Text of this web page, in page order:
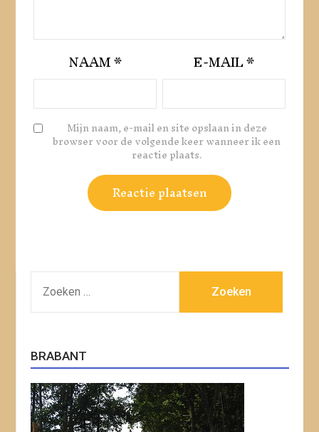
NAAM* E-MAIL*
Mijn naam, e-mail en site opslaan in deze
browser voor de volgende keer wanneer ik een
reactie plaats.
NAAR:
BRABANT